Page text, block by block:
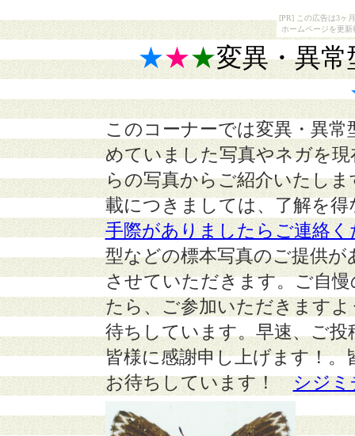
[PR] この広告は3ヶ
ホームページを更
★★★変異・異常
このコーナーでは変異・異
めていました写真やネガを
らの写真からご紹介いたし
載につきましては、了解を
手際がありましたらご連絡く
型などの標本写真のご提供
させていただきます。ご自
たら、ご参加いただきます
待ちしています。早速、ご
皆様に感謝申し上げます！
お待ちしています！
シジミ